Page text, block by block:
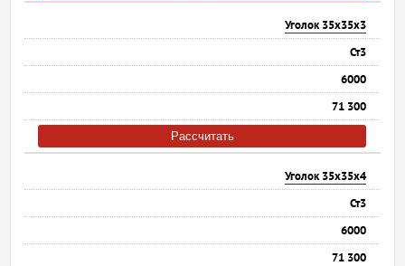
Уголок 35х35х3
Ст3
6000
71 300
Рассчитать
Уголок 35х35х4
Ст3
6000
71 300